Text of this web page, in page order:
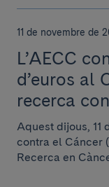
11 de novembre de
L’AECC
d’euros al
recerca
Aquest dijous, 11
contra el Cáncer
Recerca en